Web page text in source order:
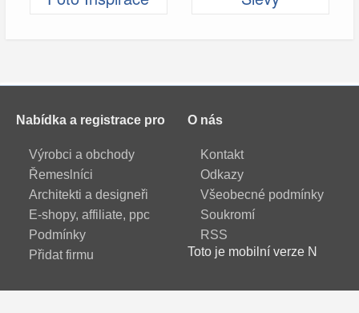
Nabídka a registrace pro
Výrobci a obchody
Řemeslníci
Architekti a designeři
E-shopy, affiliate, ppc
Podmínky
Přidat firmu
O nás
Kontakt
Odkazy
Všeobecné podmínky
Soukromí
RSS
Toto je mobilní verze N